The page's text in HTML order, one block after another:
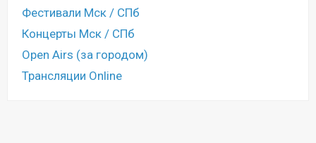
Фестивали Мск / СПб
Концерты Мск / СПб
Open Airs (за городом)
Трансляции Online